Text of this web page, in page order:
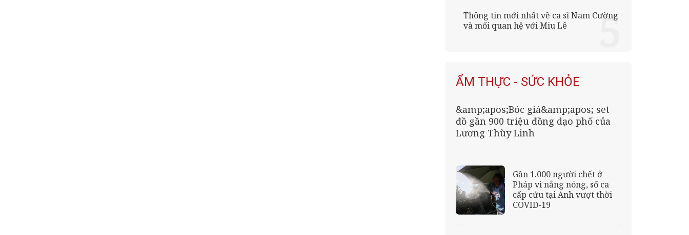
Thông tin mới nhất về ca sĩ Nam Cường
và mối quan hệ với Miu Lê
ẨM THỰC - SỨC KHỎE
&amp;apos;Bóc giá&amp;apos; set
đồ gần 900 triệu đồng dạo phố của
Lương Thùy Linh
Gần 1.000 người chết ở
Pháp vì nắng nóng, số ca
cấp cứu tại Anh vượt thời
COVID-19